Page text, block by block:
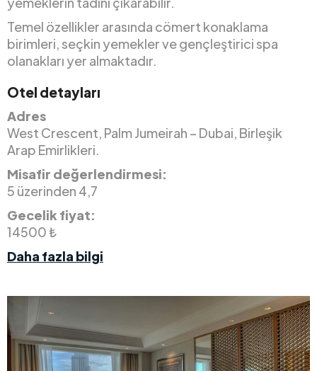
Temel özellikler arasında cömert konaklama
birimleri, seçkin yemekler ve gençleştirici spa
olanakları yer almaktadır.
Otel detayları
Adres
West Crescent, Palm Jumeirah – Dubai, Birleşik
Arap Emirlikleri.
Misafir değerlendirmesi:
5 üzerinden 4,7
Gecelik fiyat:
14500 ₺
Daha fazla bilgi